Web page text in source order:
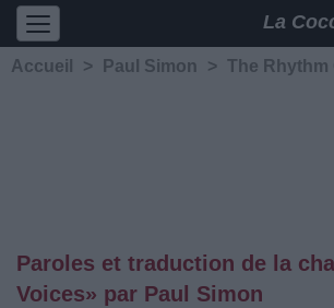
La
Accueil > Paul Simon > The Rhythm
Paroles et traduction de la
Voices» par Paul Simon